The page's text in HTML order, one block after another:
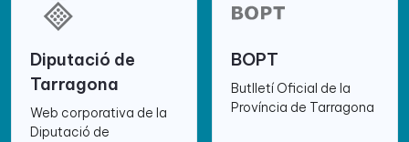
Diputació de
Tarragona
Web corporativa de la
Diputació de
BOPT
Butlletí Oficial de la
Província de Tarragona